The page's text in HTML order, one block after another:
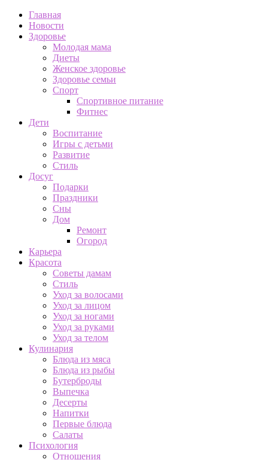
Главная
Новости
Здоровье
Молодая мама
Диеты
Женское здоровье
Здоровье семьи
Спорт
Спортивное питание
Фитнес
Дети
Воспитание
Игры с детьми
Развитие
Стиль
Досуг
Подарки
Праздники
Сны
Дом
Ремонт
Огород
Карьера
Красота
Советы дамам
Стиль
Уход за волосами
Уход за лицом
Уход за ногами
Уход за руками
Уход за телом
Кулинария
Блюда из мяса
Блюда из рыбы
Бутерброды
Выпечка
Десерты
Напитки
Первые блюда
Салаты
Психология
Отношения